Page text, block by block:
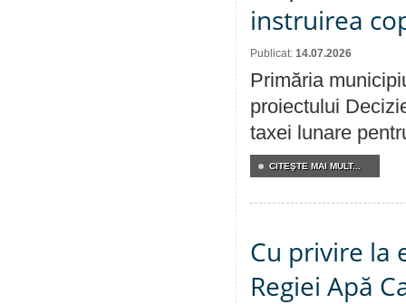
instruirea
Publicat: 14.07.2026
Primăria
proiectului
taxei lunare
CITEŞTE MAI MULT...
Cu privire la
Regiei Apă